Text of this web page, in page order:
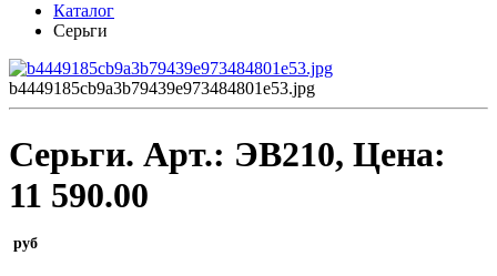
Каталог
Серьги
b4449185cb9a3b79439e973484801e53.jpg
Серьги. Арт.: ЭВ210, Цена:
11 590.00
руб